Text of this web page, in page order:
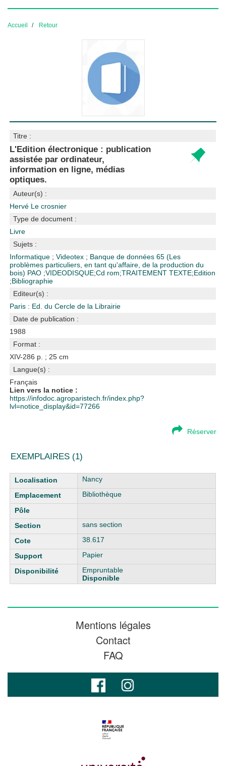
Accueil Retour
Titre :
L'Edition électronique : publication
assistée par ordinateur,
information en ligne, médias
optiques.
Auteur(s) :
Hervé Le crosnier
Type de document :
Livre
Sujets :
Informatique ;Videotex ; Banque de données65 (Les
problèmes particuliers, en tant qu'affaire, de la production du
bois) PAO ;VIDEODISQUE;Cd rom;TRAITEMENT TEXTE;Edition
;Bibliographie
Editeur(s) :
Paris : Ed. du Cercle de la Librairie
Date de publication :
1988
Format :
XIV-286 p. ; 25 cm
Langue(s) :
Français
Lien vers la notice :
https://infodoc.agroparistech.fr/index.php?
lvl=notice_display&id=77266
Réserver
EXEMPLAIRES (1)
Liste des exemplaires
Nancy
Bibliothèque
sans section
38.617
Papier
Empruntable
Disponible
Mentions légales
Contact
FAQ